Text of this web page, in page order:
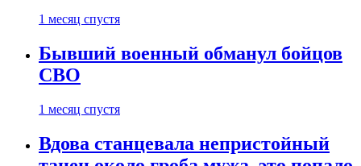
1 месяц спустя
Бывший военный обманул бойцов
СВО
1 месяц спустя
Вдова станцевала непристойный